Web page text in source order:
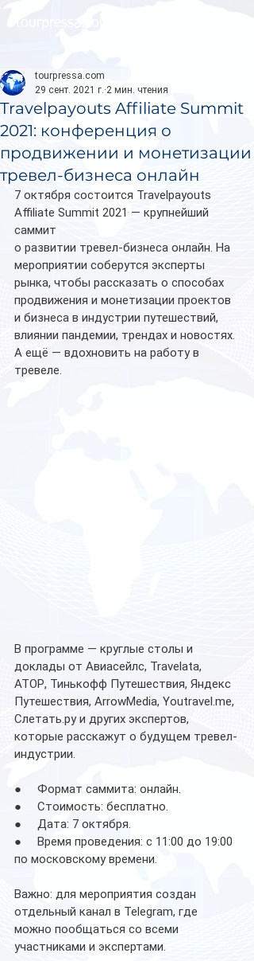
Travelpayouts Affiliate Summit
2021: конференция о
продвижении и монетизации
тревел-бизнеса онлайн
tourpressa.com
29 сент. 2021 г. 2 мин. чтения
7 октября состоится Travelpayouts
Affiliate Summit 2021 — крупнейший
саммит
о развитии тревел-бизнеса онлайн. На
мероприятии соберутся эксперты
рынка, чтобы рассказать о способах
продвижения и монетизации проектов
и бизнеса в индустрии путешествий,
влиянии пандемии, трендах и новостях.
А ещё — вдохновить на работу в
тревеле.
В программе — круглые столы и
доклады от Авиасейлс, Travelata,
АТОР, Тинькофф Путешествия, Яндекс
Путешествия, ArrowMedia, Youtravel.me,
Слетать.ру и других экспертов,
которые расскажут о будущем тревел-
индустрии.
●     Формат саммита: онлайн.
●     Стоимость: бесплатно.
●     Дата: 7 октября.
●     Время проведения: с 11:00 до 19:00
по московскому времени.
Важно: для мероприятия создан
отдельный канал в Telegram, где
можно пообщаться со всеми
участниками и экспертами.